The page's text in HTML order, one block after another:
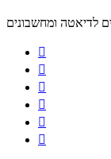
לדיאטה ומחשבונים





